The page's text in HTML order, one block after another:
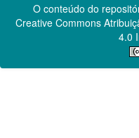
O conteúdo do
Creative Commons
4.0